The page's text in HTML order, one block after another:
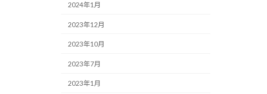
2024年1月
2023年12月
2023年10月
2023年7月
2023年1月